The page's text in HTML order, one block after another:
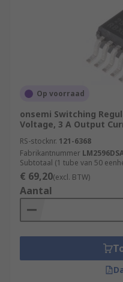
Op voorraad
onsemi Switching
Voltage, 3 A Output
RS-stocknr. 121-6368
Fabrikantnummer
Subtotaal (1 tube van 50
€ 69,20(excl. BTW)
Aantal